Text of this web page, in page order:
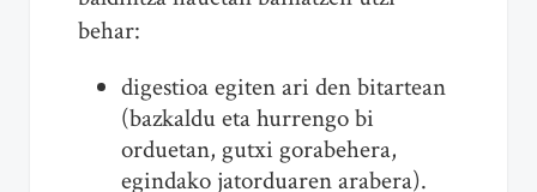
behar:
digestioa egiten ari den bitartean
(bazkaldu eta hurrengo bi
orduetan, gutxi gorabehera,
egindako jatorduaren arabera).